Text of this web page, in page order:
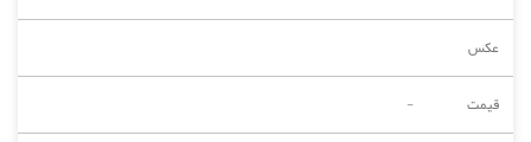
عکس
قیمت
-